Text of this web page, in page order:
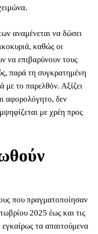
αναμένεται να δώσει
καθώς οι
να επιβαρύνουν τους
παρά τη συγκρατημένη
με το παρελθόν. Αξίζει
αφορολόγητο, δεν
με χρέη προς
που πραγματοποίησαν
2025 έως και τις
τα απαιτούμενα